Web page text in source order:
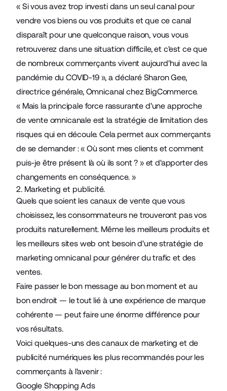
« Si vous avez trop investi dans un seul canal pour
vendre vos biens ou vos produits et que ce canal
disparaît pour une quelconque raison, vous vous
retrouverez dans une situation difficile, et c'est ce que
de nombreux commerçants vivent aujourd'hui avec la
pandémie du COVID-19 », a déclaré Sharon Gee,
directrice générale, Omnicanal chez BigCommerce.
« Mais la principale force rassurante d'une approche
de vente omnicanale est la stratégie de limitation des
risques qui en découle. Cela permet aux commerçants
de se demander : « Où sont mes clients et comment
puis-je être présent là où ils sont ? » et d'apporter des
changements en conséquence. »
2. Marketing et publicité.
Quels que soient les canaux de vente que vous
choisissez, les consommateurs ne trouveront pas vos
produits naturellement. Même les meilleurs produits et
les meilleurs sites web ont besoin d'une stratégie de
marketing omnicanal pour générer du trafic et des
ventes.
Faire passer le bon message au bon moment et au
bon endroit — le tout lié à une expérience de marque
cohérente — peut faire une énorme différence pour
vos résultats.
Voici quelques-uns des canaux de marketing et de
publicité numériques les plus recommandés pour les
commerçants à l'avenir :
Google Shopping Ads